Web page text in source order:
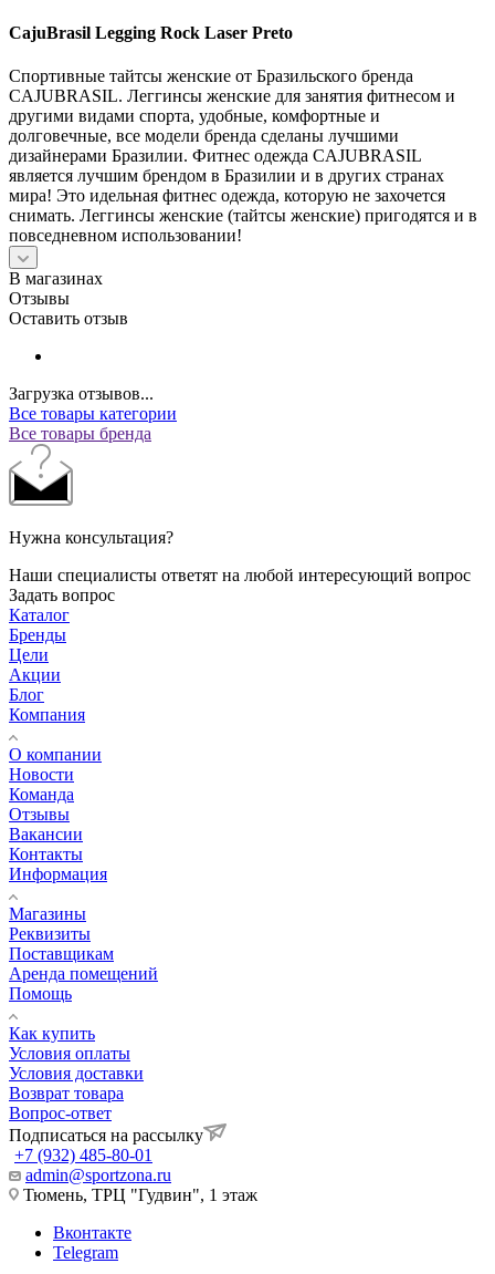
CajuBrasil Legging Rock Laser Preto
Спортивные тайтсы женские от Бразильского бренда
CAJUBRASIL. Леггинсы женские для занятия фитнесом и
другими видами спорта, удобные, комфортные и
долговечные, все модели бренда сделаны лучшими
дизайнерами Бразилии. Фитнес одежда CAJUBRASIL
является лучшим брендом в Бразилии и в других странах
мира! Это идельная фитнес одежда, которую не захочется
снимать. Леггинсы женские (тайтсы женские) пригодятся и в
повседневном использовании!
В магазинах
Отзывы
Оставить отзыв
Загрузка отзывов...
Все товары категории
Все товары бренда
Нужна консультация?
Наши специалисты ответят на любой интересующий вопрос
Задать вопрос
Каталог
Бренды
Цели
Акции
Блог
Компания
О компании
Новости
Команда
Отзывы
Вакансии
Контакты
Информация
Магазины
Реквизиты
Поставщикам
Аренда помещений
Помощь
Как купить
Условия оплаты
Условия доставки
Возврат товара
Вопрос-ответ
Подписаться на рассылку
+7 (932) 485-80-01
admin@sportzona.ru
Тюмень, ТРЦ "Гудвин", 1 этаж
Вконтакте
Telegram